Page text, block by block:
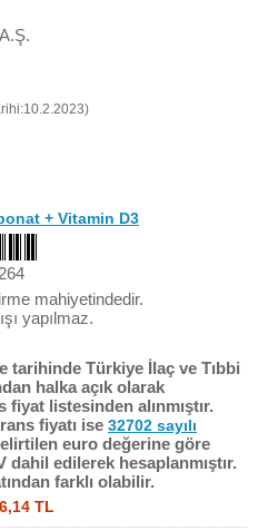
+ Vitamin D3
mahiyetindedir.
yapılmaz.
tarihinde Türkiye İlaç ve Tıbbi
halka açık olarak
fiyat listesinden alınmıştır.
fiyatı ise 32702 sayılı
euro değerine göre
dahil edilerek hesaplanmıştır.
farklı olabilir.
TL